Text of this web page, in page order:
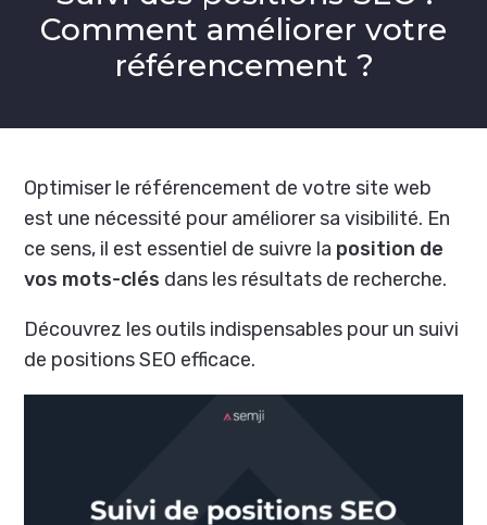
Comment améliorer votre
référencement ?
Optimiser le référencement de votre site web
est une nécessité pour améliorer sa visibilité. En
ce sens, il est essentiel de suivre la position de
vos mots-clés dans les résultats de recherche.
Découvrez les outils indispensables pour un suivi
de positions SEO efficace.